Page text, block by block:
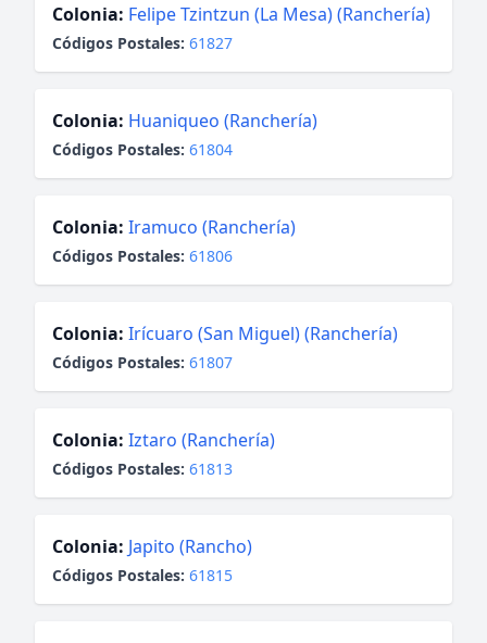
Colonia: Felipe Tzintzun (La Mesa) (Ranchería)
Códigos Postales: 61827
Colonia: Huaniqueo (Ranchería)
Códigos Postales: 61804
Colonia: Iramuco (Ranchería)
Códigos Postales: 61806
Colonia: Irícuaro (San Miguel) (Ranchería)
Códigos Postales: 61807
Colonia: Iztaro (Ranchería)
Códigos Postales: 61813
Colonia: Japito (Rancho)
Códigos Postales: 61815